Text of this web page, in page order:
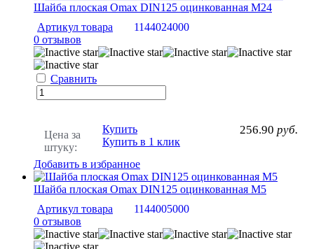
Шайба плоская Omax DIN125 оцинкованная М24
Артикул товара
1144024000
0 отзывов
Сравнить
Цена за
штуку:
256.90 руб.
Купить
Купить в 1 клик
Добавить в избранное
Шайба плоская Omax DIN125 оцинкованная М5
Артикул товара
1144005000
0 отзывов